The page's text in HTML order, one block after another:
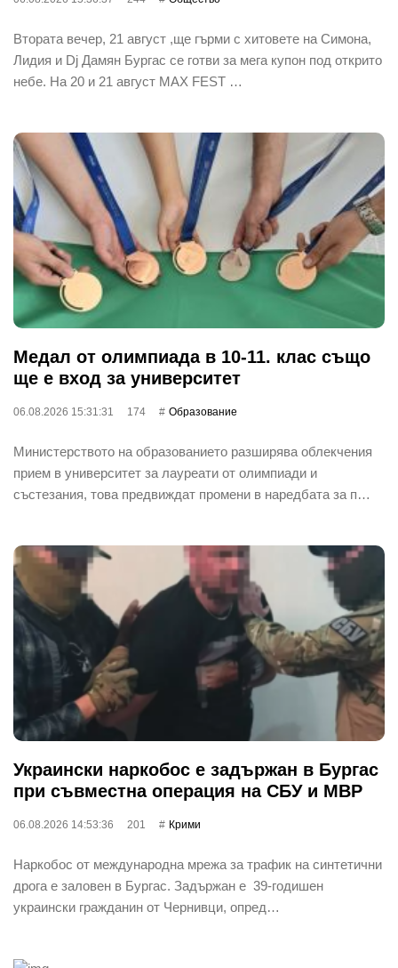
Втората вечер, 21 август ,ще гърми с хитовете на Симона,
Лидия и Dj Дамян Бургас се готви за мега купон под открито
небе. На 20 и 21 август MAX FEST …
Медал от олимпиада в 10-11. клас също
ще е вход за университет
06.08.2026 15:31:31 174 Oбразование
Министерството на образованието разширява облекчения
прием в университет за лауреати от олимпиади и
състезания, това предвиждат промени в наредбата за п…
Украински наркобос е задържан в Бургас
при съвместна операция на СБУ и МВР
06.08.2026 14:53:36 201 Крими
Наркобос от международна мрежа за трафик на синтетични
дрога е заловен в Бургас. Задържан е 39-годишен
украински гражданин от Чернивци, опред…